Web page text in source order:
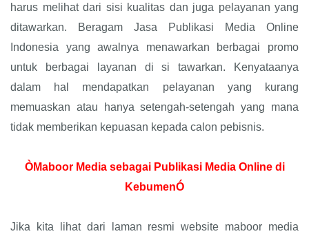
harus melihat dari sisi kualitas dan juga pelayanan yang
ditawarkan. Beragam Jasa Publikasi Media Online
Indonesia yang awalnya menawarkan berbagai promo
untuk berbagai layanan di si tawarkan. Kenyataanya
dalam hal mendapatkan pelayanan yang kurang
memuaskan atau hanya setengah-setengah yang mana
tidak memberikan kepuasan kepada calon pebisnis.
ÒMaboor Media sebagai Publikasi Media Online di
KebumenÓ
Jika kita lihat dari laman resmi website maboor media